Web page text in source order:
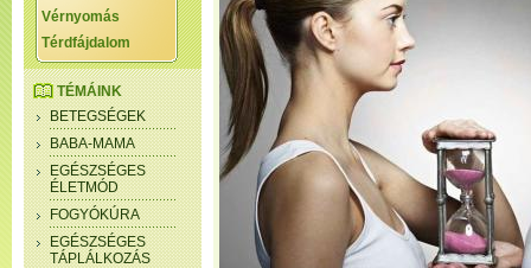
Vérnyomás
Térdfájdalom
TÉMÁINK
BETEGSÉGEK
BABA-MAMA
EGÉSZSÉGES
ÉLETMÓD
FOGYÓKÚRA
EGÉSZSÉGES
TÁPLÁLKOZÁS